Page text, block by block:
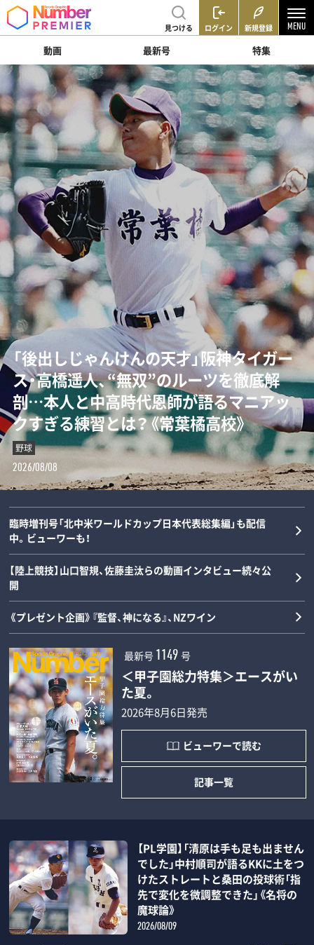
見つける ログイン 新規登録
動画 最新号 特集
「“0－0信仰”を払拭せよ」ミハイロ・ペト
ロヴィッチが注目する3人の日本人指導
者とは？「松橋力蔵さんは新潟で…」【イ
ンタビュー】
サッカー
2026/08/08
「後出しじゃんけんの天才」阪神タイガー
ス・高橋遥人、“無双”のルーツを徹底解
剖…本人と中高時代恩師が語るマニアッ
クすぎる練習とは？《常葉橘高校》
野球
2026/08/08
ダルビッシュの夏を終わらせた三塁手…
22年後に浮かべた“笑顔”と“涙”の理由
とは？《最強右腕「甲子園ラストゲーム」
の真実》
野球
2026/08/07
「女の子が男装して校内へ!?」荒木大輔と
斎藤佑樹が語る甲子園フィーバーと“あ
の夏の匂い”「早実は横浜と同じタイプで
した」《スペシャル対談》
野球
2026/08/06
臨時増刊号「北中米ワールドカップ日本代表総集編」も配信
中。ビューワーも！
【陸上競技】山口智規、佐藤圭汰らの動画インタビュー続々公
開
《プレゼント企画》『監督、神になる』、NZワイン
最新号 1149 号
＜甲子園総力特集＞エースがい
た夏。
2026年8月6日発売
ビューワーで読む
記事一覧
【PL学園】「清原は手も足も出ません
でした」中村順司が語るKKに土をつ
けたストレートと桑田の投球術「指
先で変化を微調整できた」《名将の
魔球論》
2026/08/09